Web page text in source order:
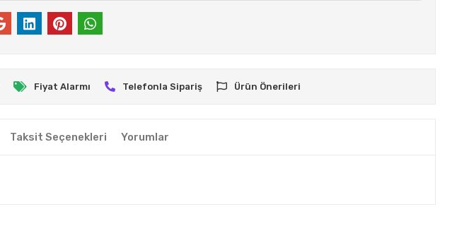
Fiyat Alarmı Telefonla Sipariş Ürün Önerileri
Taksit Seçenekleri Yorumlar